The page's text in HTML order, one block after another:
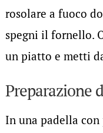
rosolare a fuoco
spegni il fornello.
un piatto e metti
Preparazione
In una padella